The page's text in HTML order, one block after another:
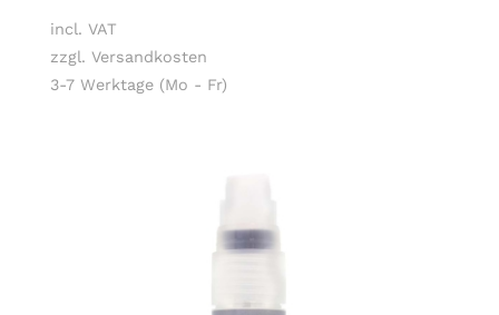
incl. VAT
zzgl. Versandkosten
3-7 Werktage (Mo - Fr)